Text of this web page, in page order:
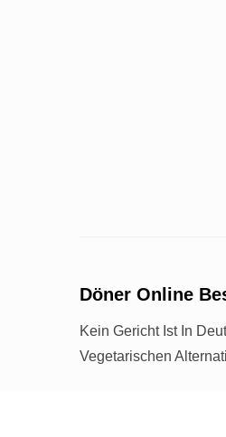
Döner Online
Kein Gericht Ist In
Vegetarischen